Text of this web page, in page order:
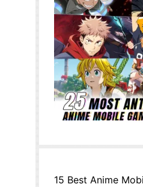
15 Best Anime